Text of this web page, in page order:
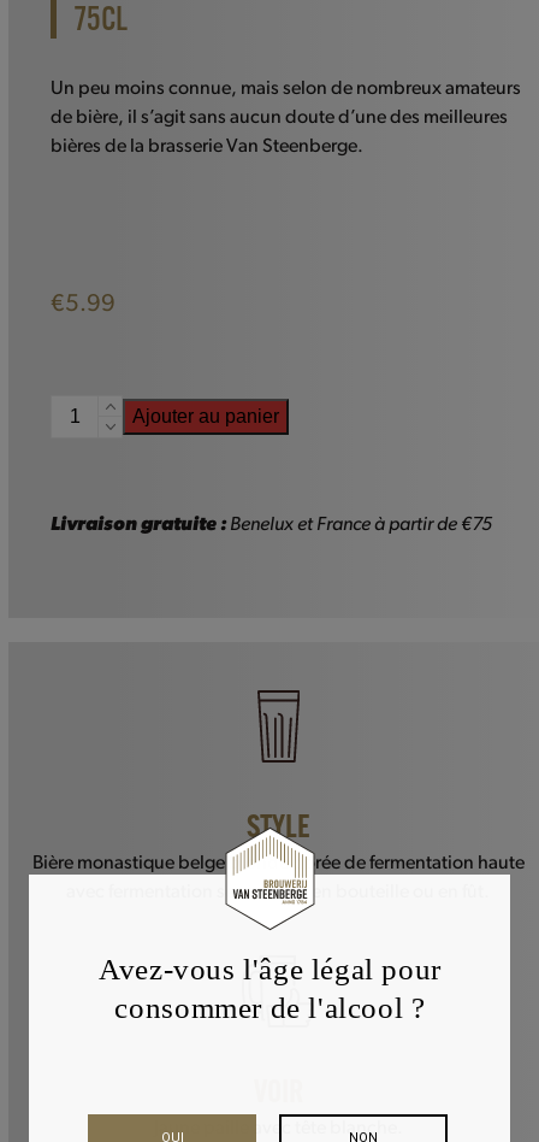
75CL
Un peu moins connue, mais selon de nombreux amateurs
de bière, il s’agit sans aucun doute d’une des meilleures
bières de la brasserie Van Steenberge.
€5.99
quantité
Cru
Ajouter au panier
Livraison gratuite :Benelux et France à partir de €75
STYLE
Bière monastique belge blonde dorée de fermentation haute
avec fermentation secondaire en bouteille ou en fût.
Jaune paille avec tête blanche.
Avez-vous l'âge légal pour
consommer de l'alcool ?
NON
OUI